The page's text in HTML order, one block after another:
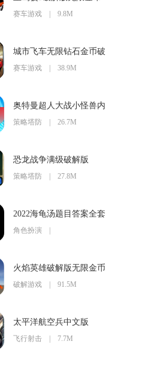
版
赛车游戏 | 9.8M
城市飞车无限钻石金币破
解版
赛车游戏 | 38.9M
奥特曼超人大战小怪兽内
购破解版
策略塔防 | 26.7M
恐龙战争满级破解版
策略塔防 | 27.8M
2022海龟汤题目答案全套
(持续更新)
角色扮演 |
火焰英雄破解版无限金币
钻石版
破解游戏 | 91.5M
太平洋航空兵中文版
飞行射击 | 7.7M